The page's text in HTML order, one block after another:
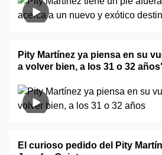
Pity Martínez ya piensa en su
a volver bien, a los 31 o 32
El curioso pedido del Pity